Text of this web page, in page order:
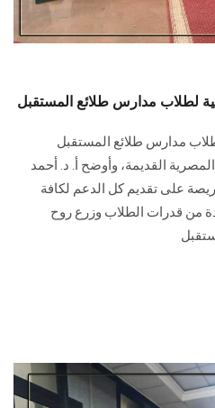
لطلاب مدارس طلائع المستقبل
مدارس طلائع المستقبل
القديمة، وأوضح أ. د. أحمد
على تقديم كل الدعم لكافة
من قدرات الطلاب وزرع روح